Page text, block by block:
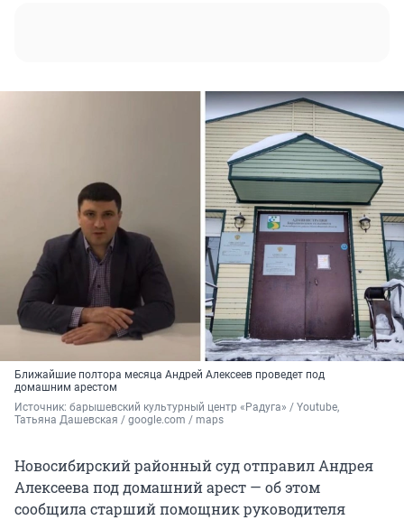
Ближайшие полтора месяца Андрей Алексеев проведет под
домашним арестом
Источник: барышевский культурный центр «Радуга» / Youtube,
Татьяна Дашевская / google.com / maps
Новосибирский районный суд отправил Андрея
Алексеева под домашний арест — об этом
сообщила старший помощник руководителя